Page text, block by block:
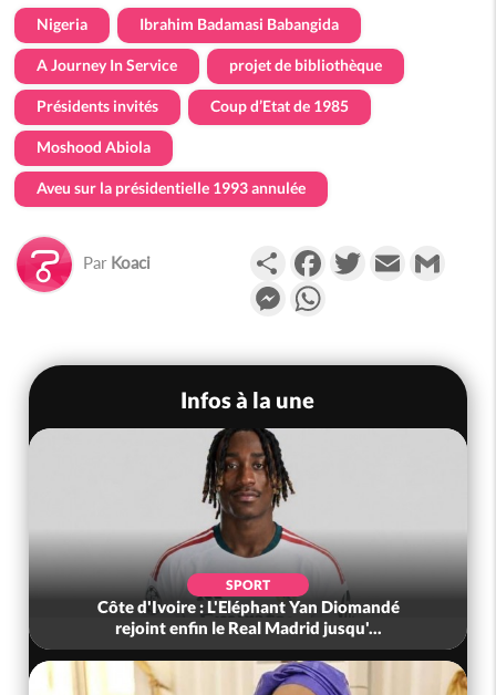
Nigeria Ibrahim Badamasi Babangida
A Journey In Service projet de bibliothèque
Présidents invités Coup d’Etat de 1985
Moshood Abiola
Aveu sur la présidentielle 1993 annulée
Par Koaci PartagerFacebookTwitterEmail
Messenger
Infos à la une
POLITIQUE
Côte d'Ivoire : PDCI, « affaire paiement des 10
ans d'arriérés » de Thiam a...